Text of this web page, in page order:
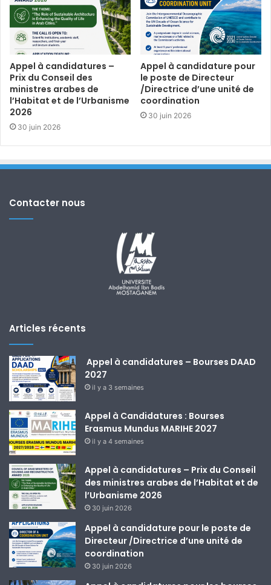
Appel à candidatures –
Prix du Conseil des
ministres arabes de
l’Habitat et de l’Urbanisme
2026
30 juin 2026
Appel à candidature pour
le poste de Directeur
/Directrice d’une unité de
coordination
30 juin 2026
Contacter nous
Articles récents
Appel à candidatures – Bourses DAAD
2027
il y a 3 semaines
Appel à Candidatures : Bourses
Erasmus Mundus MARIHE 2027
il y a 4 semaines
Appel à candidatures – Prix du Conseil
des ministres arabes de l’Habitat et de
l’Urbanisme 2026
30 juin 2026
Appel à candidature pour le poste de
Directeur /Directrice d’une unité de
coordination
30 juin 2026